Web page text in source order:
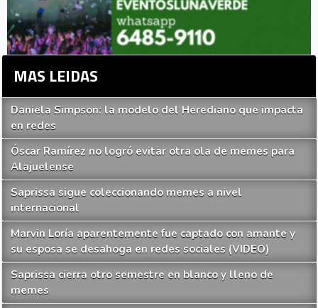
MAS LEIDAS
Daniela Simpson: la modelo del Herediano que impacta
en redes
Óscar Ramírez no logró evitar otra ola de memes para
Alajuelense
Saprissa sigue coleccionando memes a nivel
internacional
Marvin Loría aparentemente fue captado con amante y
su esposa se desahoga en redes sociales (VIDEO)
Saprissa cierra otro semestre en blanco y lleno de
memes